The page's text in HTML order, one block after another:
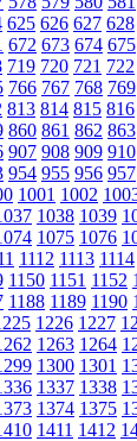
625 626 627 628
672 673 674 675
719 720 721 722
766 767 768 769
813 814 815 816
860 861 862 863
907 908 909 910
954 955 956 957
1001 1002
1038 1039
1075 1076
1112 1113 1114
1150 1151 1152
1188 1189 1190
1226 1227
1263 1264
1300 1301
1337 1338
1374 1375
1411 1412